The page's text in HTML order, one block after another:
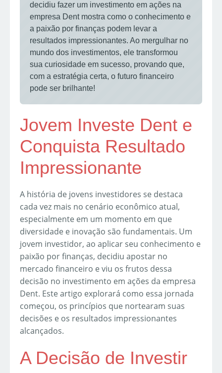
decidiu fazer um investimento em ações na
empresa Dent mostra como o conhecimento e
a paixão por finanças podem levar a
resultados impressionantes. Ao mergulhar no
mundo dos investimentos, ele transformou
sua curiosidade em sucesso, provando que,
com a estratégia certa, o futuro financeiro
pode ser brilhante!
Jovem Investe Dent e
Conquista Resultado
Impressionante
A história de jovens investidores se destaca
cada vez mais no cenário econômico atual,
especialmente em um momento em que
diversidade e inovação são fundamentais. Um
jovem investidor, ao aplicar seu conhecimento e
paixão por finanças, decidiu apostar no
mercado financeiro e viu os frutos dessa
decisão no investimento em ações da empresa
Dent. Este artigo explorará como essa jornada
começou, os princípios que nortearam suas
decisões e os resultados impressionantes
alcançados.
A Decisão de Investir